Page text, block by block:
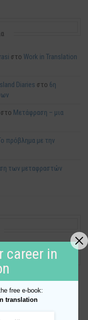
στο Work in Translation
Diaries στο 6η
στο Μετάφραση – μια
πρόβλημα με την
των μεταφραστών
career in
free e-book:
translation